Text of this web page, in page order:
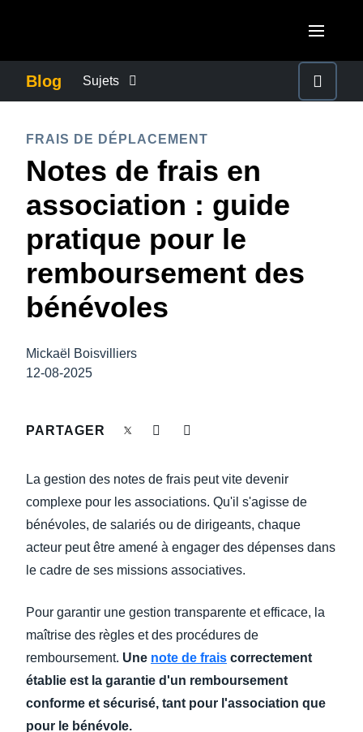
Canada (Français)
México (Español)
Brasil (Português)
United Kingdom (English)
France (Français)
Deutschland (Deutsch)
Belgium (English)
Norway (English)
ASIA PACIFIC
Australia (English)
India (English)
日本（日本語)
Singapore (English)
Blog Sujets
CONTINUITÉ DES AFFAIRES
CONTRÔLE DES COÛTS DE L’ENTREPRISE
CROISSANCE ET OPTIMISATION
DÉVELOPPEMENT DURABLE
DEVOIR DE PROTECTION
L’EXPÉRIENCE EMPLOYÉ
FRAIS DE DÉPLACEMENT
Notes de frais en
association : guide
pratique pour le
remboursement des
bénévoles
Mickaël Boisvilliers
12-08-2025
PARTAGER
La gestion des notes de frais peut vite devenir
complexe pour les associations. Qu'il s'agisse de
bénévoles, de salariés ou de dirigeants, chaque
acteur peut être amené à engager des dépenses dans
le cadre de ses missions associatives.
Pour garantir une gestion transparente et efficace, la
maîtrise des règles et des procédures de
remboursement. Une note de frais correctement
établie est la garantie d'un remboursement
conforme et sécurisé, tant pour l'association que
pour le bénévole.